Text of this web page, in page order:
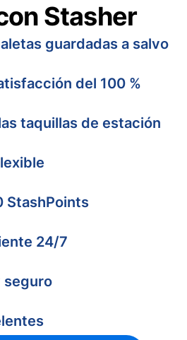
Stasher
guardadas a salvo
del 100 %
taquillas de estación
StashPoints
24/7
seguro